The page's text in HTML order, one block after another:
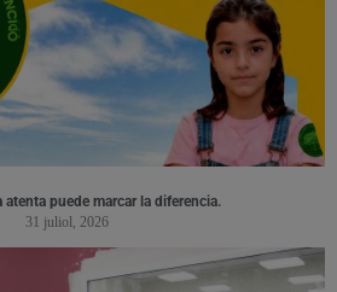
atenta puede marcar la diferencia.
31 juliol, 2026